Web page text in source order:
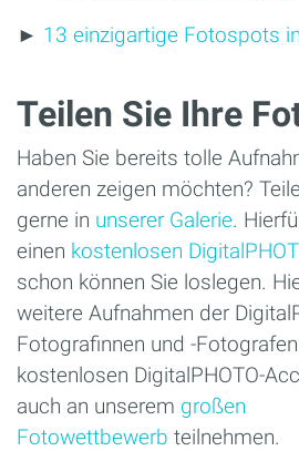
► 13 einzigartige Fotospots
Teilen Sie Ihre
Haben Sie bereits tolle
anderen zeigen möchten?
gerne in unserer Galerie.
einen kostenlosen
schon können Sie loslegen.
weitere Aufnahmen der
Fotografinnen und -
kostenlosen DigitalPHOTO-
auch an unserem großen
Fotowettbewerb teilnehmen.